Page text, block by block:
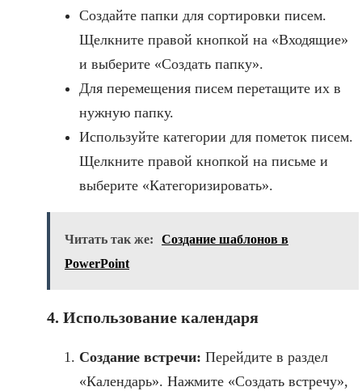
Создайте папки для сортировки писем.
Щелкните правой кнопкой на «Входящие»
и выберите «Создать папку».
Для перемещения писем перетащите их в
нужную папку.
Используйте категории для пометок писем.
Щелкните правой кнопкой на письме и
выберите «Категоризировать».
Читать так же:
Создание шаблонов в
PowerPoint
4. Использование календаря
Создание встречи: Перейдите в раздел
«Календарь». Нажмите «Создать встречу»,